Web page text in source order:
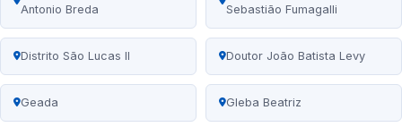
Antonio Breda
Sebastião Fumagalli
Distrito São Lucas II Doutor João Batista Levy
Geada Gleba Beatriz